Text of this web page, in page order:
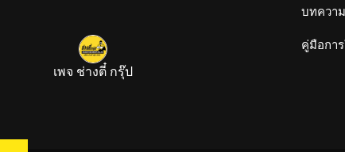
เพจ ช่างตี๋ กรุ๊ป
บทความ
คู่มือกา